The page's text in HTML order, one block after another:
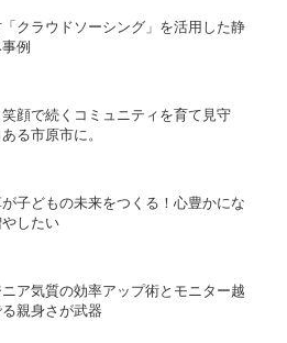
クラウドソーシング」を活用した静
例
顔で続くコミュニティを育て見守
る市原市に。
子どもの未来をつくる！心豊かにな
したい
ア気質の効率アップ術とモニター越
親身さが武器